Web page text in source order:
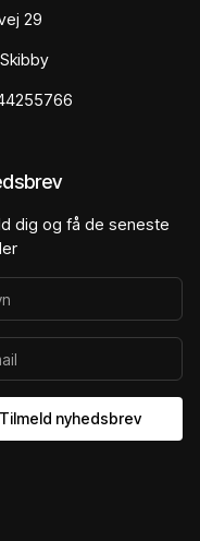
29
dig og få de seneste
Tilmeld nyhedsbrev